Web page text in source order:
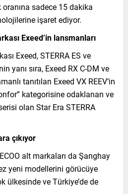
sadece 15 dakika
işaret ediyor.
Exeed’in lansmanları
Exeed, STERRA ES ve
yanı sıra, Exeed RX C-DM ve
tanıtılan Exeed VX REEV’in
kategorisine odaklanan ve
olan Star Era STERRA
çıkıyor
alt markaları da Şanghay
yeni modellerini görücüye
ülkesinde ve Türkiye’de de